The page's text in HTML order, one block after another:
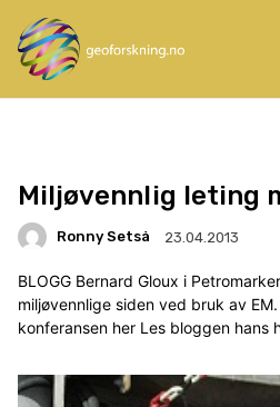
Miljøvennlig leting
Ronny Setså 23.04.2013
BLOGG Bernard Gloux i
miljøvennlige siden ved bruk av
konferansen her Les bloggen hans